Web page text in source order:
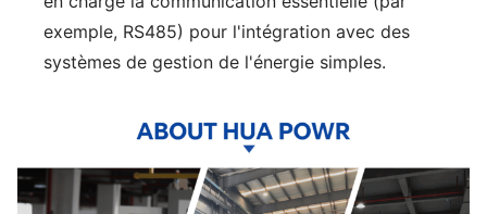
exemple, RS485) pour l'intégration avec des
systèmes de gestion de l'énergie simples.